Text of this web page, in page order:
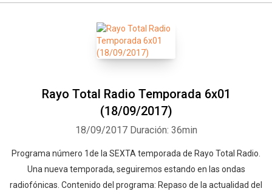
Rayo Total Radio Temporada 6x01
(18/09/2017)
18/09/2017 Duración: 36min
Programa número 1de la SEXTA temporada de Rayo Total Radio.
Una nueva temporada, seguiremos estando en las ondas
radiofónicas. Contenido del programa: Repaso de la actualidad del